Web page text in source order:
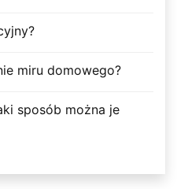
miru domowego?
sposób można je